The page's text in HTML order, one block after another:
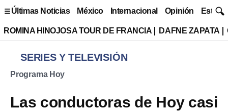
Últimas Noticias México Internacional Opinión Estilo
ROMINA HINOJOSA TOUR DE FRANCIA DAFNE ZAPATA
SERIES Y TELEVISIÓN
Programa Hoy
Las conductoras de Hoy casi